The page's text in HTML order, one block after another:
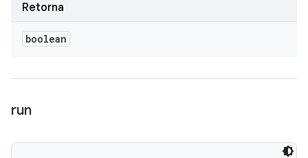
Retorna
boolean
run